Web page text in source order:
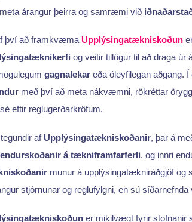
árangur þeirra og samræmi við
því að framkvæma Upplýsingatækniskoðun
og veitir tillögur til að draga úr
gagnalekareða óleyfilegan aðgang. Í
með því að meta nákvæmni, rökréttar
eftir reglugerðarkröfum.
af Upplýsingatækniskoðanir, þar á
endurskoðanir á tækniframfarferli, og innri
munur á upplýsingatækniráðgjöf og
stjórnunar og reglufylgni, en sú
er mikilvægt fyrir stofnanir